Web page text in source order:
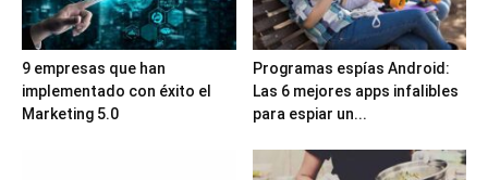
9 empresas que han
implementado con éxito el
Marketing 5.0
Programas espías Android:
Las 6 mejores apps infalibles
para espiar un...